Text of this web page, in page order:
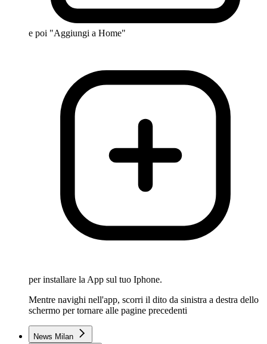
e poi "Aggiungi a Home"
per installare la App sul tuo Iphone.
Mentre navighi nell'app, scorri il dito da sinistra a destra dello
schermo per tornare alle pagine precedenti
News Milan